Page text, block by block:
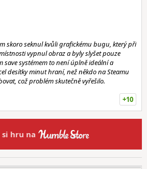
skoro seknul kvůli grafickému bugu, který při
vypnul obraz a byly slyšet pouze
save systémem to není úplně ideální a
desítky minut hraní, než někdo na Steamu
což problém skutečně vyřešilo.
+10
hru na